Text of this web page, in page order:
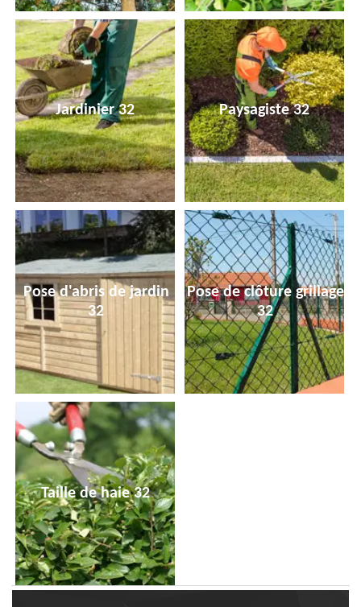
Jardinier 32 Paysagiste 32
Pose d'abris de jardin
32
Pose de clôture grillage
32
Taille de haie 32